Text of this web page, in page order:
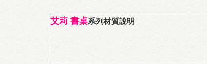
艾莉 書桌系列材質說明